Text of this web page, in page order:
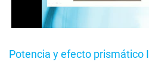
Potencia y efecto prismático I